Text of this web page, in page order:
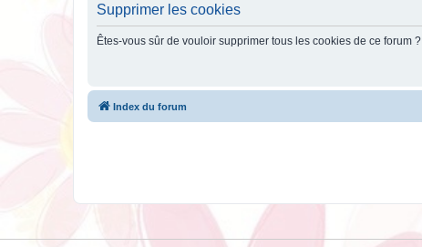
Supprimer les cookies
Êtes-vous sûr de vouloir supprimer tous les cookies de ce forum ?
Index du forum